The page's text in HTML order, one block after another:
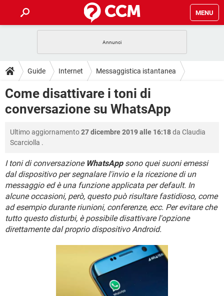
MENU
INTRATTENIMENTO ANDROID
iOS WINDOWS 10
INSTAGRAM WHATSAPP
HARDWARE
GUIDE
COVID-19
INTRATTENIMENTO ANDROID
INSTAGRAM WHATSAPP
HARDWARE
DOWNLOAD
COVID-19 GAMING
iOS
INSTAGRAM
TIKTOK FACEBOOK
HARDWARE
FORUM
COVID-19 GAMING
iOS WINDOWS 10
INSTAGRAM WHATSAPP
TIKTOK FACEBOOK
HARDWARE
GLOSSARIO
COVID-19
INTRATTENIMENTO ANDROID
iOS WINDOWS 10
INSTAGRAM WHATSAPP
TIKTOK FACEBOOK
Guide Internet Messaggistica istantanea
Come disattivare i toni di
conversazione su WhatsApp
Ultimo aggiornamento27 dicembre 2019 alle 16:18da Claudia
Scarciolla .
I toni di conversazione WhatsAppsono quei suoni emessi
dal dispositivo per segnalare l'invio e la ricezione di un
messaggio ed è una funzione applicata per default. In
alcune occasioni, però, questo può risultare fastidioso, come
ad esempio durante riunioni, conferenze, ecc. Per evitare che
tutto questo disturbi, è possibile disattivare l'opzione
direttamente dal proprio dispositivo Android.